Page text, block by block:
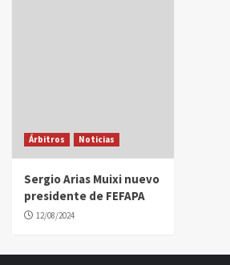
Árbitros Noticias
Sergio Arias Muixi nuevo
presidente de FEFAPA
12/08/2024